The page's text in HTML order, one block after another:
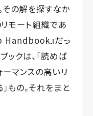
その解を探すなか
モート組織であ
』だっ
ックは、「読めば
ーマンスの高いリ
もの。それをまと